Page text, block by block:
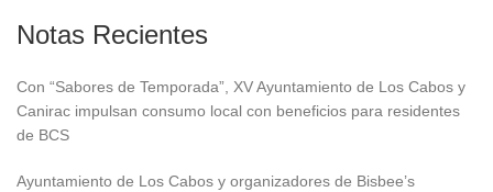
Notas Recientes
Con “Sabores de Temporada”, XV Ayuntamiento de Los Cabos y
Canirac impulsan consumo local con beneficios para residentes
de BCS
Ayuntamiento de Los Cabos y organizadores de Bisbee’s